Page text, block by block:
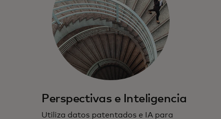
Perspectivas e Inteligencia
Utiliza datos patentados e IA para